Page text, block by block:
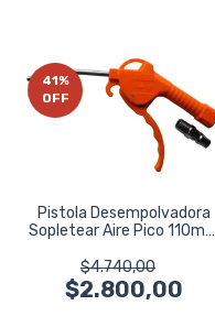
41%
OFF
Pistola Desempolvadora
Sopletear Aire Pico 110mm
$4.740,00
$2.800,00